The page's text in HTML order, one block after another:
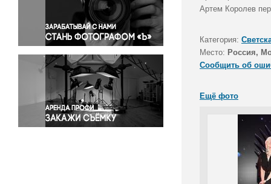
Правосудие
Происшествия и конфликты
Религия
Светская жизнь
Спорт
Экология
Экономика и бизнес
Артем Королев
Категория:
Место: Россия,
Сообщить об
Ещё фото